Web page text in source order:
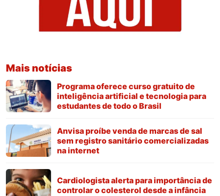
Mais notícias
Programa oferece curso gratuito de
inteligência artificial e tecnologia para
estudantes de todo o Brasil
Anvisa proíbe venda de marcas de sal
sem registro sanitário comercializadas
na internet
Cardiologista alerta para importância de
controlar o colesterol desde a infância